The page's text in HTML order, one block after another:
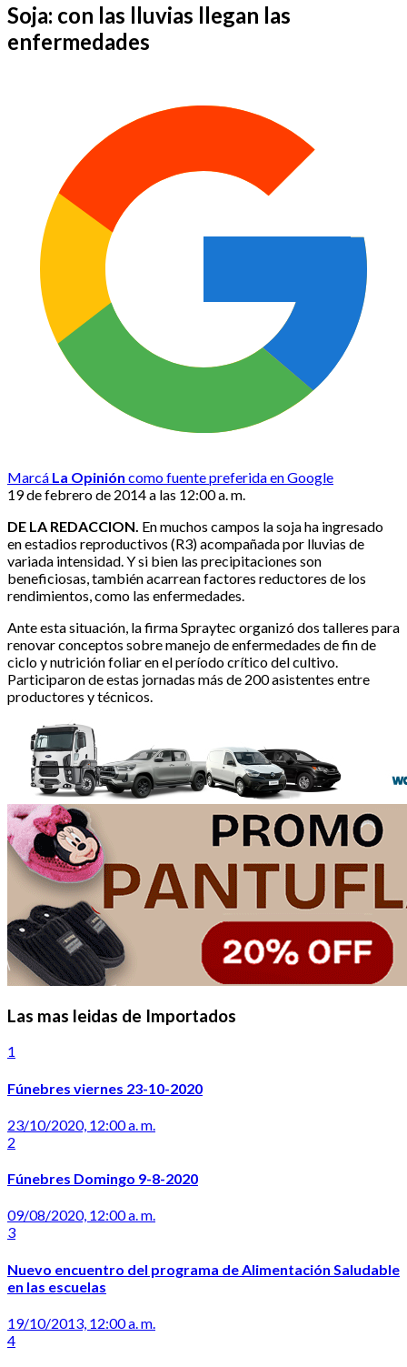
Soja: con las lluvias llegan las
enfermedades
Marcá La Opinión como fuente preferida en Google
19 de febrero de 2014 a las 12:00 a. m.
DE LA REDACCION. En muchos campos la soja ha ingresado
en estadios reproductivos (R3) acompañada por lluvias de
variada intensidad. Y si bien las precipitaciones son
beneficiosas, también acarrean factores reductores de los
rendimientos, como las enfermedades.
Ante esta situación, la firma Spraytec organizó dos talleres para
renovar conceptos sobre manejo de enfermedades de fin de
ciclo y nutrición foliar en el período crítico del cultivo.
Participaron de estas jornadas más de 200 asistentes entre
productores y técnicos.
Las mas leidas de Importados
1
Fúnebres viernes 23-10-2020
23/10/2020, 12:00 a. m.
2
Fúnebres Domingo 9-8-2020
09/08/2020, 12:00 a. m.
3
Nuevo encuentro del programa de Alimentación Saludable
en las escuelas
19/10/2013, 12:00 a. m.
4